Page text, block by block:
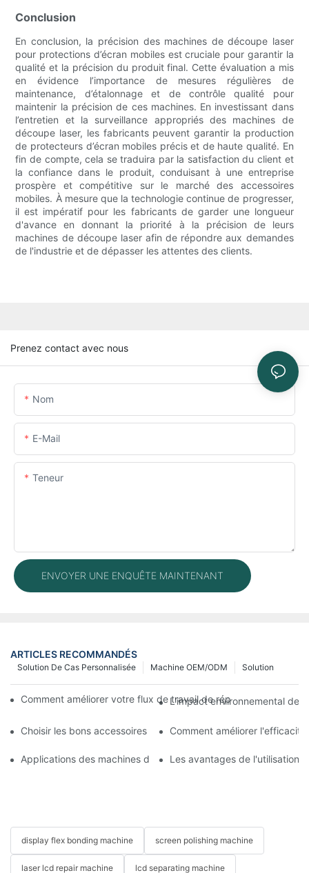
Conclusion
En conclusion, la précision des machines de découpe laser
pour protections d’écran mobiles est cruciale pour garantir la
qualité et la précision du produit final. Cette évaluation a mis
en évidence l’importance de mesures régulières de
maintenance, d’étalonnage et de contrôle qualité pour
maintenir la précision de ces machines. En investissant dans
l’entretien et la surveillance appropriés des machines de
découpe laser, les fabricants peuvent garantir la production
de protecteurs d’écran mobiles précis et de haute qualité. En
fin de compte, cela se traduira par la satisfaction du client et
la confiance dans le produit, conduisant à une entreprise
prospère et compétitive sur le marché des accessoires
mobiles. À mesure que la technologie continue de progresser,
il est impératif pour les fabricants de garder une longueur
d'avance en donnant la priorité à la précision de leurs
machines de découpe laser afin de répondre aux demandes
de l'industrie et de dépasser les attentes des clients.
Prenez contact avec nous
Nom
E-Mail
Teneur
ENVOYER UNE ENQUÊTE MAINTENANT
ARTICLES RECOMMANDÉS
Solution
Machine OEM/ODM
Solution De Cas Personnalisée
Comment améliorer votre flux de travail de réparation mobile
L'impact environnemental
Choisir les bons accessoires pour votre machine de réparation
Comment améliorer
Applications des machines de réparation de téléphones pour
Les avantages de l'utilisation
display flex bonding machine screen polishing machine
laser lcd repair machine lcd separating machine